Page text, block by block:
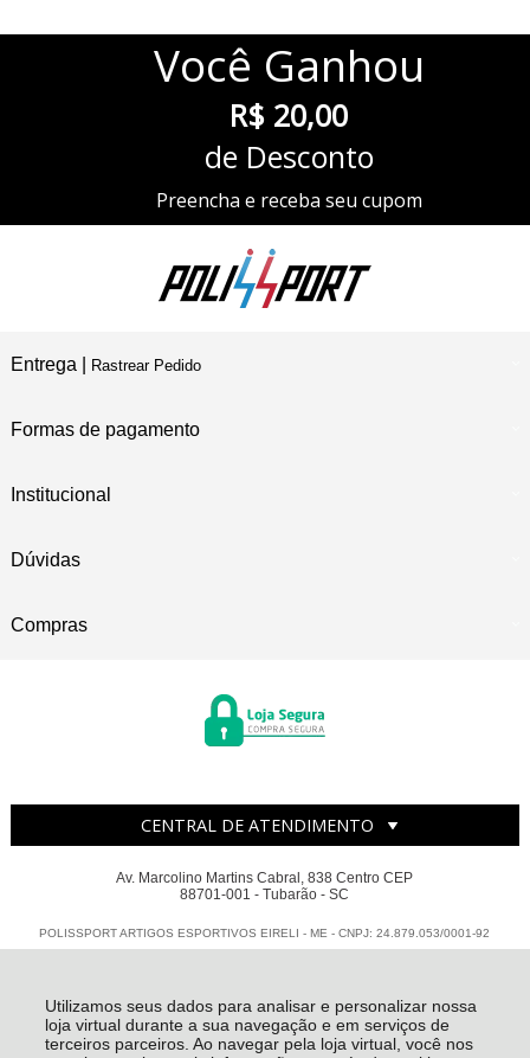
Utilizamos seus dados para analisar e personalizar nossa
loja virtual durante a sua navegação e em serviços de
terceiros parceiros. Ao navegar pela loja virtual, você nos
Você Ganhou
R$ 20,00
de Desconto
Preencha e receba seu cupom
Entrega | Rastrear Pedido
Formas de pagamento
Institucional
Dúvidas
Compras
CENTRAL DE ATENDIMENTO
Av. Marcolino Martins Cabral, 838 Centro CEP
88701-001 - Tubarão - SC
POLISSPORT ARTIGOS ESPORTIVOS EIRELI - ME - CNPJ: 24.879.053/0001-92